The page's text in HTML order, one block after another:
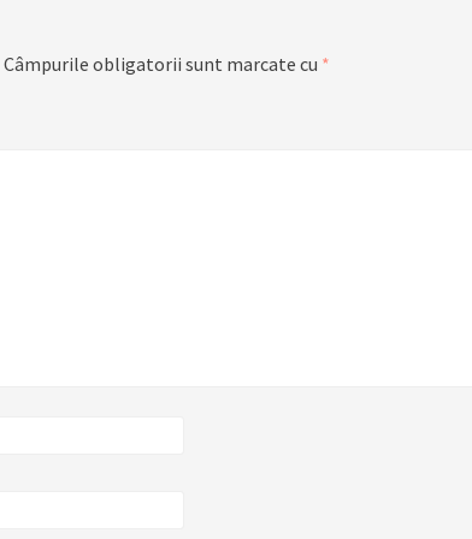
Câmpurile obligatorii sunt marcate cu *